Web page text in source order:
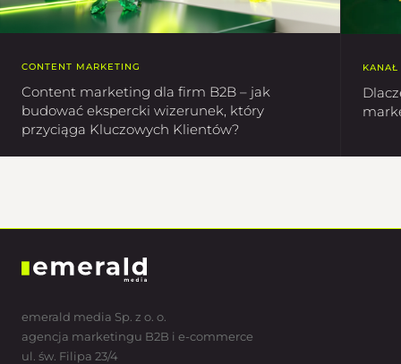
CONTENT MARKETING
Content marketing dla firm B2B – jak
budować ekspercki wizerunek, który
przyciąga Kluczowych Klientów?
KANAŁ
emerald media Sp. z o. o.
agencja marketingu B2B i e-commerce
ul. św. Filipa 23/4